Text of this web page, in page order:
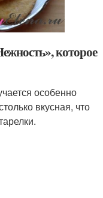
которое
особенно
вкусная, что